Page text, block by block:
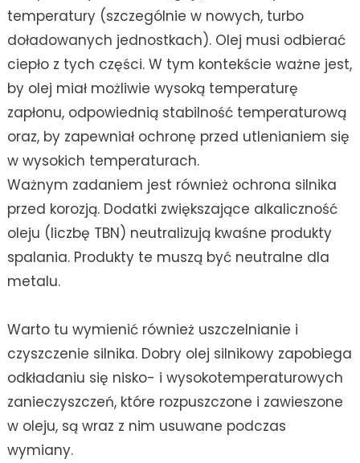
temperatury (szczególnie w nowych, turbo
doładowanych jednostkach). Olej musi odbierać
ciepło z tych części. W tym kontekście ważne jest,
by olej miał możliwie wysoką temperaturę
zapłonu, odpowiednią stabilność temperaturową
oraz, by zapewniał ochronę przed utlenianiem się
w wysokich temperaturach.
Ważnym zadaniem jest również ochrona silnika
przed korozją. Dodatki zwiększające alkaliczność
oleju (liczbę TBN) neutralizują kwaśne produkty
spalania. Produkty te muszą być neutralne dla
metalu.
Warto tu wymienić również uszczelnianie i
czyszczenie silnika. Dobry olej silnikowy zapobiega
odkładaniu się nisko- i wysokotemperaturowych
zanieczyszczeń, które rozpuszczone i zawieszone
w oleju, są wraz z nim usuwane podczas
wymiany.